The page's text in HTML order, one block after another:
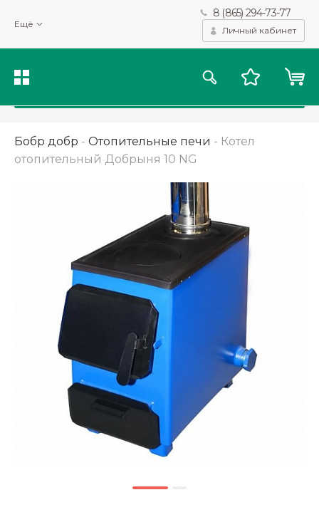
Ещё
8 (865) 294-73-77
Личный кабинет
Бобр добр - Отопительные печи - Котел
отопительный Добрыня 10 NG
Мы используем файлы cookie и другие подобные технологии
для получения данных с целью сбора статистики, повышения
качества рекомендаций и предоставления вам возможности
персонализированного просмотра.Подробнее